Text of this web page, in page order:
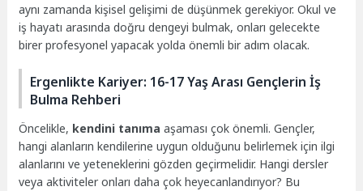
aynı zamanda kişisel gelişimi de düşünmek gerekiyor. Okul ve
iş hayatı arasında doğru dengeyi bulmak, onları gelecekte
birer profesyonel yapacak yolda önemli bir adım olacak.
Ergenlikte Kariyer: 16-17 Yaş Arası Gençlerin İş
Bulma Rehberi
Öncelikle, kendini tanıma aşaması çok önemli. Gençler,
hangi alanların kendilerine uygun olduğunu belirlemek için ilgi
alanlarını ve yeteneklerini gözden geçirmelidir. Hangi dersler
veya aktiviteler onları daha çok heyecanlandırıyor? Bu